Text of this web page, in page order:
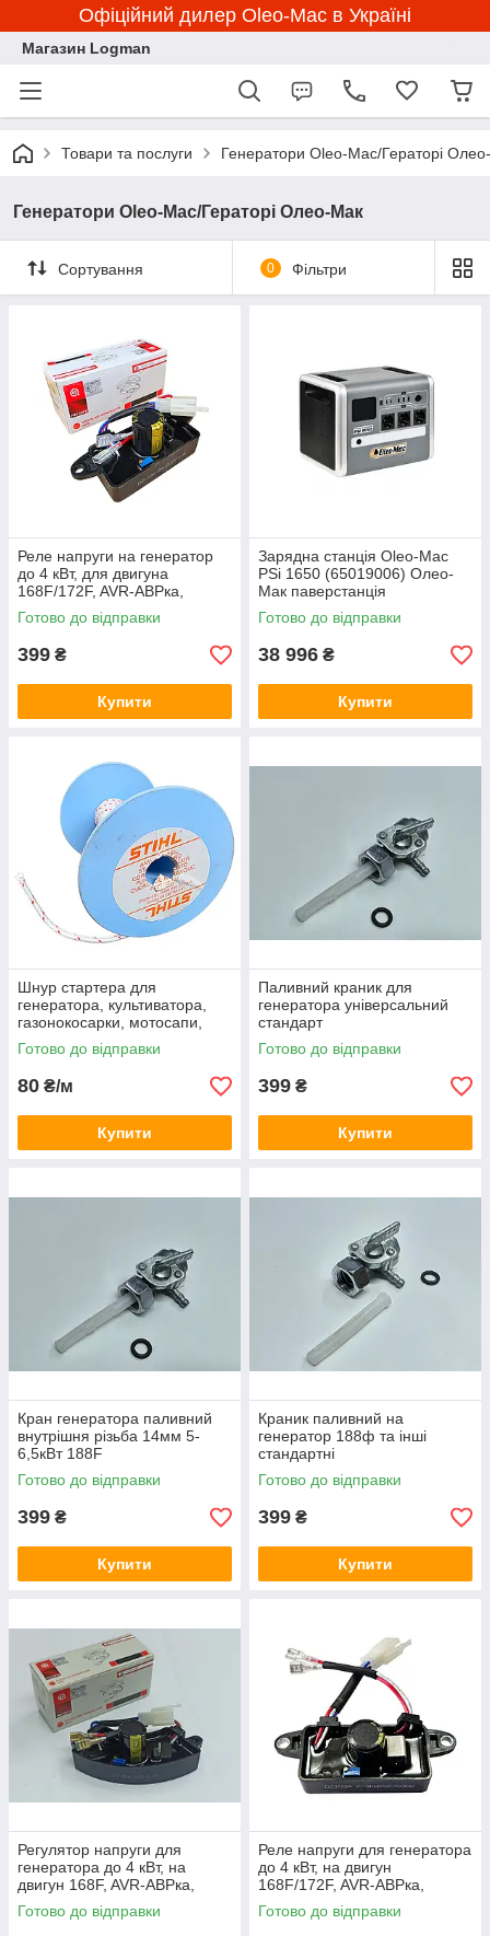
Офіційний дилер Oleo-Mac в Україні
Магазин Logman
Товари та послуги Генератори Oleo-Mac/Гераторі
Генератори Oleo-Mac/Гераторі Олео-Мак
Сортування 0 Фільтри
Реле напруги на генератор
до 4 кВт, для двигуна
168F/172F, AVR-АВРка,
Шоколадка на генератора
бензиновый
Готово до відправки
399 ₴
Купити
Зарядна станція Oleo-Mac
PSi 1650 (65019006) Олео-
Мак паверстанція
Готово до відправки
38 996 ₴
Купити
Шнур стартера для
генератора, культиватора,
газонокосарки, мотосапи,
бура, лодочного двигуна
(00009302213)
Готово до відправки
80 ₴/м
Купити
Паливний краник для
генератора універсальний
стандарт
Готово до відправки
399 ₴
Купити
Кран генератора паливний
внутрішня різьба 14мм 5-
6,5кВт 188F
Готово до відправки
399 ₴
Купити
Краник паливний на
генератор 188ф та інші
стандартні
Готово до відправки
399 ₴
Купити
Регулятор напруги для
генератора до 4 кВт, на
двигун 168F, AVR-АВРка,
Шоколадка пружні
Готово до відправки
Реле напруги для генератора
до 4 кВт, на двигун
168F/172F, AVR-АВРка,
Шоколадка пружні на
генератори
Готово до відправки